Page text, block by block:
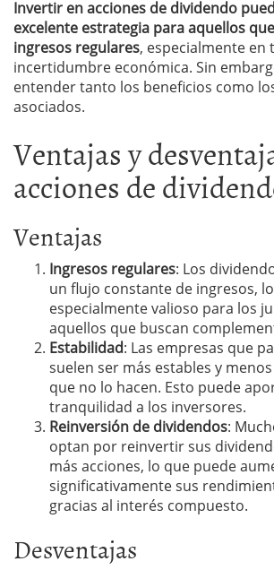
Invertir en acciones de dividendo
excelente estrategia para aquellos
ingresos regulares, especialmente en
incertidumbre económica. Sin
entender tanto los beneficios como
asociados.
Ventajas y
acciones de
Ventajas
Ingresos regulares: Los
un flujo constante de ingresos,
especialmente valioso para los
aquellos que buscan
Estabilidad: Las empresas que
suelen ser más estables y
que no lo hacen. Esto puede
tranquilidad a los inversores.
Reinversión de dividendos:
optan por reinvertir sus
más acciones, lo que puede
significativamente sus
gracias al interés compuesto.
Desventajas